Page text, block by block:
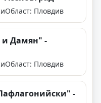
Област: Пловдив
и Дамян" -
Област: Пловдив
-